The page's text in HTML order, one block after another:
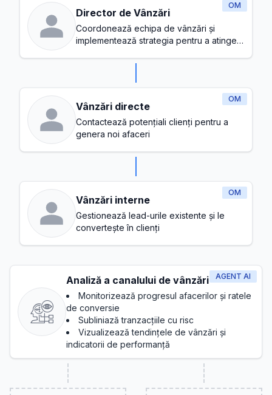
OM
Director de Vânzări
Coordonează echipa de vânzări și
implementează strategia pentru a atinge
OM
Vânzări directe
Contactează potențiali clienți pentru a
genera noi afaceri
OM
Vânzări interne
Gestionează lead-urile existente și le
convertește în clienți
AGENT AI
Analiză a canalului de vânzări
Monitorizează progresul afacerilor și ratele
de conversie
Subliniază tranzacțiile cu risc
Vizualizează tendințele de vânzări și
indicatorii de performanță